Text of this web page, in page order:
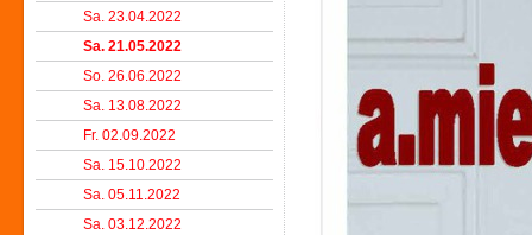
Sa. 23.04.2022
Sa. 21.05.2022
So. 26.06.2022
Sa. 13.08.2022
Fr. 02.09.2022
Sa. 15.10.2022
Sa. 05.11.2022
Sa. 03.12.2022